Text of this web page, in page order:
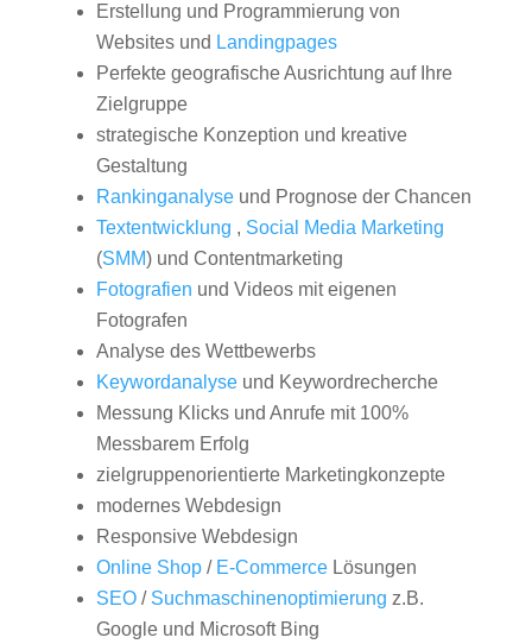
Erstellung und Programmierung von
Websites und Landingpages
Perfekte geografische Ausrichtung auf Ihre
Zielgruppe
strategische Konzeption und kreative
Gestaltung
Rankinganalyseund Prognose der Chancen
Textentwicklung , Social Media Marketing
(SMM) und Contentmarketing
Fotografien und Videos mit eigenen
Fotografen
Analyse des Wettbewerbs
Keywordanalyseund Keywordrecherche
Messung Klicks und Anrufe mit 100%
Messbarem Erfolg
zielgruppenorientierte Marketingkonzepte
modernes Webdesign
Responsive Webdesign
Online Shop/ E-CommerceLösungen
SEO/ Suchmaschinenoptimierung z.B.
Google und Microsoft Bing